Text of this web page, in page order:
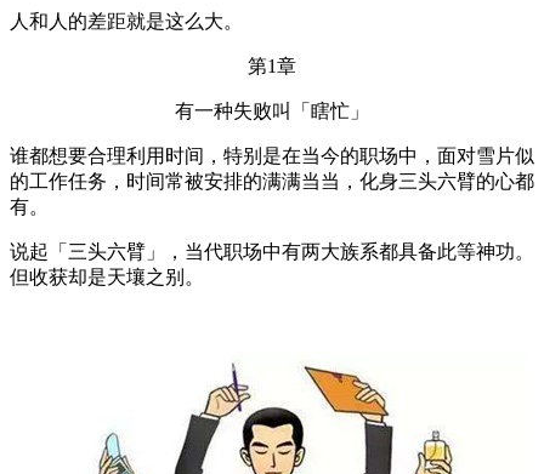
人和人的差距就是这么大。
第1章
有一种失败叫「瞎忙」
谁都想要合理利用时间，特别是在当今的职场中，面对雪片似
的工作任务，时间常被安排的满满当当，化身三头六臂的心都
有。
说起「三头六臂」，当代职场中有两大族系都具备此等神功。
但收获却是天壤之别。